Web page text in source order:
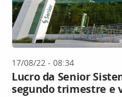
17/08/22 - 08:34
Lucro da Senior
segundo trimestre e